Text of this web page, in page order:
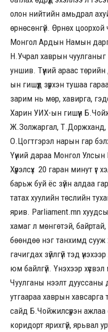
олон нийтийн амьдрал
өрнөсөнгүй. Өрнөх цоорхой
Монгол Ардын Намын
Н.Учрал хаврын чуулганыг
уншив. Түүний араас
ын гишүүд зүрхэн тушаа
зарим нь мөр, хавирга,
Харин УИХ-ын гишүүн
Ж.Золжаргал, Т.Доржханд,
О.Цогтгэрэл нарын гар
Үүний дараа Монгол
Хүрэлсүх 20 гаран минут үг
барьж буй ёс зүйн алдаа
татах хуулийн төслийн
ярив. Parliament.mn
хамаг л мөнгөтэй,
бөөндөө нэг танхимд
гачигдах зүйлгүй тэд
юм байлгүй. Үнэхээр
Чуулганы нээлт
утгаараа хаврын
сайд Б.Чойжилсүрэн
коридорт ярихгүй, ярьвал